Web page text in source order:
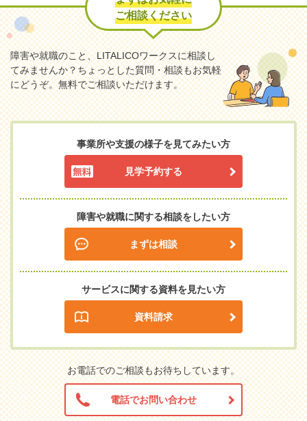
ご相談ください
障害や就職のこと、LITALICOワークスに相談し
てみませんか？ちょっとした質問・相談もお気軽
にどうぞ。無料でご相談いただけます。
事業所や支援の様子を見てみたい方
見学予約する
障害や就職に関する相談をしたい方
まずは相談
サービスに関する資料を見たい方
資料請求
お電話でのご相談もお待ちしています。
電話でお問い合わせ